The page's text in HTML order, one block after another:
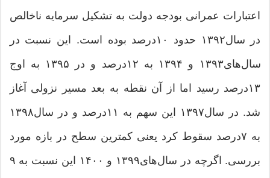
اعتبارات عمرانی بودجه دولت به تشکیل سرمایه ناخالص
در سال۱۳۹۲ حدود ۱۰‌درصد بوده است. این نسبت در
سال‌های۱۳۹۳ و ۱۳۹۴ به ۱۲‌درصد و در ۱۳۹۵ به اوج
۱۳‌درصد رسید اما از آن نقطه به بعد مسیر نزولی آغاز
شد. در سال۱۳۹۷ این سهم به ۱۱‌درصد و در سال۱۳۹۸
به ۷‌درصد سقوط کرد یعنی کمترین سطح در بازه مورد
بررسی. اگرچه در سال‌های۱۳۹۹ و ۱۴۰۰ این نسبت به ۹